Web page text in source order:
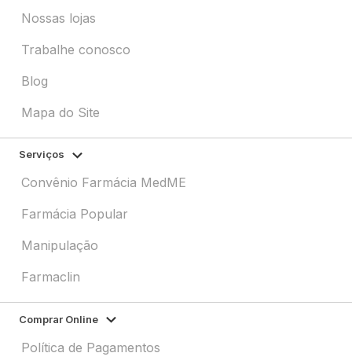
Nossas lojas
Trabalhe conosco
Blog
Mapa do Site
Serviços
Convênio Farmácia MedME
Farmácia Popular
Manipulação
Farmaclin
Comprar Online
Política de Pagamentos